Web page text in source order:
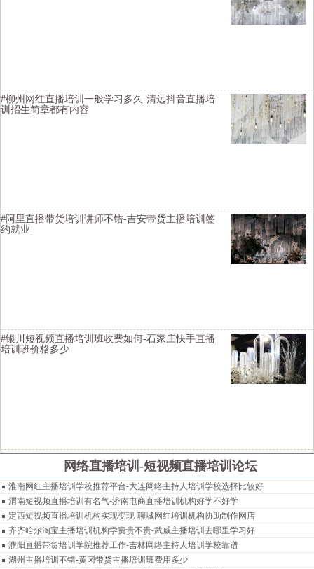
#柳州网红直播培训一般学习多久-清远抖音直播培
训招生简章都有内容
#阿里直播带货培训讲师不错-吉安带货主播培训签
约就业
#银川短视频直播培训班收费如何-石家庄快手直播
培训班价格多少
网络直播培训-短视频直播培训论坛
淮南网红主播培训学校推荐平台-大连网络主持人培训学校选择比较好
渭南短视频直播培训有名气-济南电商直播培训机构好学不好学
定西短视频直播培训机构实现变现-聊城网红培训机构协助制作网店
齐齐哈尔淘宝主播培训机构学费贵不贵-武威主播培训去哪里学习好
濮阳直播带货培训学院推荐工作-吉林网络主持人培训学校靠谱
湖州主播培训不错-黄冈带货主播培训班费用多少